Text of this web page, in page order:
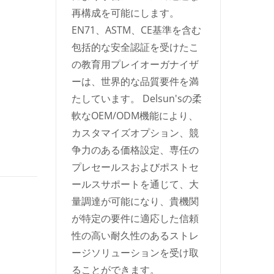
再構成を可能にします。
EN71、ASTM、CE基準を含む
包括的な安全認証を受けたこ
の教育用プレイオーガナイザ
ーは、世界的な品質要件を満
たしています。 Delsun'sの柔
軟なOEM/ODM機能により、
カスタマイズオプション、競
争力のある価格設定、専任の
プレセールスおよびポストセ
ールスサポートを通じて、大
量調達が可能になり、貴機関
が特定の要件に適応した信頼
性の高い耐久性のあるストレ
ージソリューションを受け取
ることができます。